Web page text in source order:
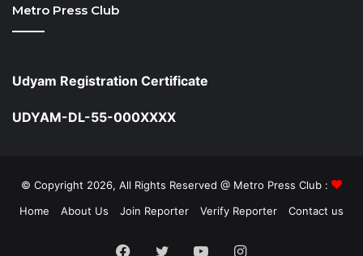
Metro Press Club
Udyam Registration Certificate
UDYAM-DL-55-000XXXX
© Copyright 2026, All Rights Reserved @ Metro Press Club :
Home
About Us Join Reporter Verify Reporter Contact us
Facebook
TwitterYouTubeInstagram